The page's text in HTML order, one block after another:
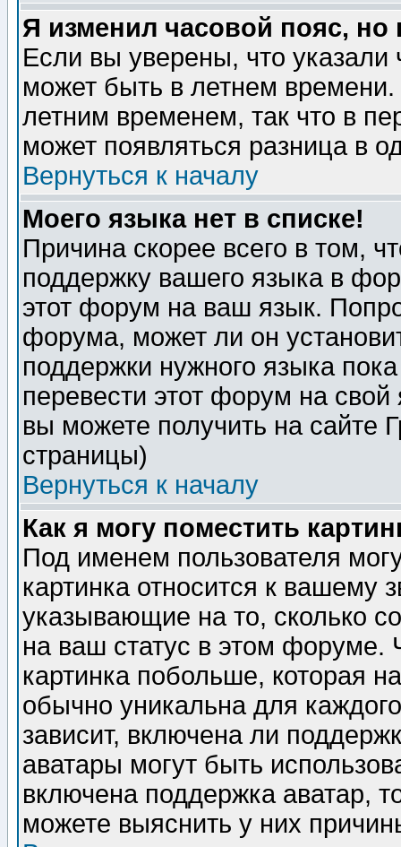
Я изменил часовой пояс,
Если вы уверены, что указали
может быть в летнем
летним временем, так что в
может появляться разница в
Вернуться к началу
Моего языка нет в списке!
Причина скорее всего в том,
поддержку вашего языка в
этот форум на ваш язык.
форума, может ли он
поддержки нужного языка
перевести этот форум на
вы можете получить на сайте
страницы)
Вернуться к началу
Как я могу поместить
Под именем пользователя
картинка относится к вашему
указывающие на то, сколько
на ваш статус в этом форуме.
картинка побольше, которая
обычно уникальна для
зависит, включена ли
аватары могут быть
включена поддержка аватар,
можете выяснить у них